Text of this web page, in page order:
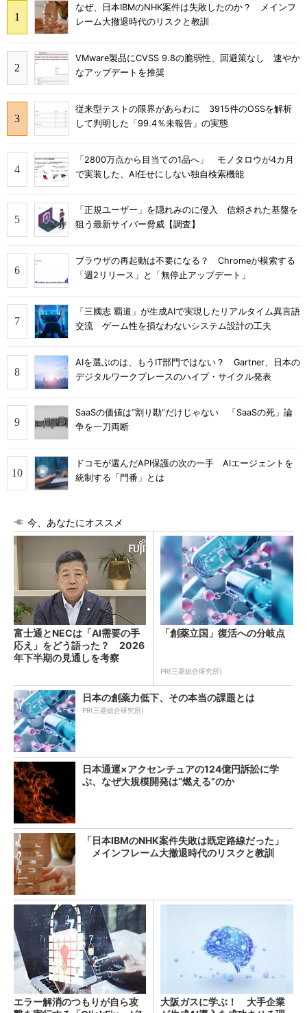
なぜ、日本IBMのNHK案件は失敗したのか？ メインフ
レーム大撤退時代のリスクと教訓
VMware製品にCVSS 9.8の脆弱性、回避策なし 速やか
なアップデートを推奨
従来型テストの限界があらわに 3915件のOSSを解析
して判明した「99.4％未報告」の実態
「2800万点から目当ての1品へ」 モノタロウが4カ月
で実装した、AI任せにしない独自検索機能
「正規ユーザー」を隠れみのに侵入 信頼された基盤を
狙う最新サイバー脅威【調査】
ブラウザの再起動は不要になる？ Chromeが模索する
「週2リリース」と「無停止アップデート」
「三國志 覇道」が生成AIで実現したリアルタイム異言語
交流 ゲーム性を損なわないシステム設計の工夫
AIを選ぶのは、もうIT部門ではない？ Gartner、日本の
デジタルワークプレースのハイプ・サイクル発表
SaaSの価値は“割り勘”だけじゃない 「SaaSの死」論
争を一刀両断
ドコモが選んだAPI保護の次の一手 AIエージェントを
統制する「門番」とは
今、あなたにオススメ
富士通とNECは「AI需要の手
応え」をどう語った？ 2026
年下半期の見通しを考察
「創薬立国」復活への分岐点
PR(三菱総合研究所)
日本の創薬力低下、その本当の課題とは
PR(三菱総合研究所)
日本通運×アクセンチュアの124億円訴訟に学
ぶ、なぜ大規模開発は“燃える”のか
「日本IBMのNHK案件失敗は既定路線だった」
メインフレーム大撤退時代のリスクと教訓
エラー解消のつもりが自ら攻
大阪ガスに学ぶ！ 大手企業